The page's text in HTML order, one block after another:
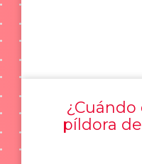
píldora